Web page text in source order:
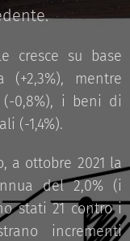
cresce su base
mentre
0,8%), i beni di
(-1,4%).
a ottobre 2021 la
del 2,0% (i
stati 21 contro i
incrementi